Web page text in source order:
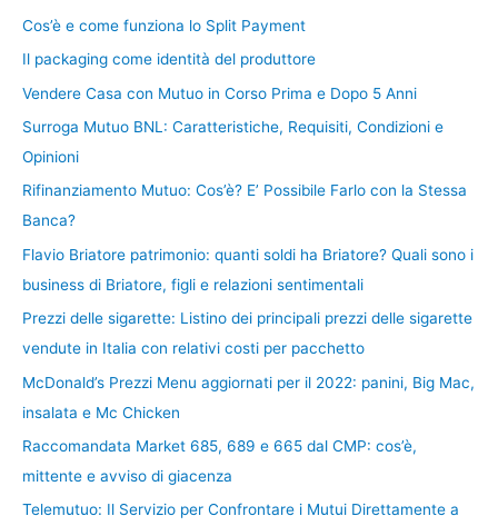
Cos’è e come funziona lo Split Payment
Il packaging come identità del produttore
Vendere Casa con Mutuo in Corso Prima e Dopo 5 Anni
Surroga Mutuo BNL: Caratteristiche, Requisiti, Condizioni e
Opinioni
Rifinanziamento Mutuo: Cos’è? E’ Possibile Farlo con la Stessa
Banca?
Flavio Briatore patrimonio: quanti soldi ha Briatore? Quali sono i
business di Briatore, figli e relazioni sentimentali
Prezzi delle sigarette: Listino dei principali prezzi delle sigarette
vendute in Italia con relativi costi per pacchetto
McDonald’s Prezzi Menu aggiornati per il 2022: panini, Big Mac,
insalata e Mc Chicken
Raccomandata Market 685, 689 e 665 dal CMP: cos’è,
mittente e avviso di giacenza
Telemutuo: Il Servizio per Confrontare i Mutui Direttamente a